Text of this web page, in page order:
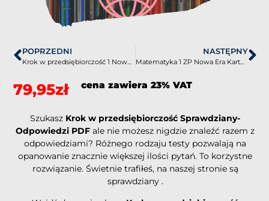
POPRZEDNI
Krok w przedsiębiorczość 1 Nowa Era Odpowiedzi do ćwiczeń PDF
NASTĘPNY
Matematyka 1 ZP Nowa Era Kartkówki PDF
79,95zł cena zawiera 23% VAT
Szukasz Krok w przedsiębiorczość Sprawdziany-
Odpowiedzi PDF ale nie możesz nigdzie znaleźć razem z
odpowiedziami? Różnego rodzaju testy pozwalają na
opanowanie znacznie większej ilości pytań. To korzystne
rozwiązanie. Świetnie trafiłeś, na naszej stronie są
sprawdziany .